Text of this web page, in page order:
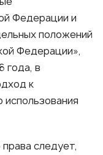
Федерации и
положений
Федерации»,
года, в
к
следует,